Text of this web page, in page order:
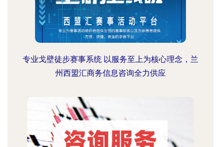
专业戈壁徒步赛事系统 以服务至上为核心理念，兰
州西盟汇商务信息咨询全力供应